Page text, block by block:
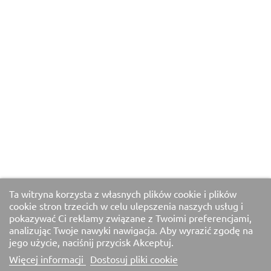
Ta witryna korzysta z własnych plików cookie i plików
cookie stron trzecich w celu ulepszenia naszych usług i
pokazywać Ci reklamy związane z Twoimi preferencjami,
analizując Twoje nawyki nawigacja. Aby wyrazić zgodę na
jego użycie, naciśnij przycisk Akceptuj.
Więcej informacji
Dostosuj pliki cookie